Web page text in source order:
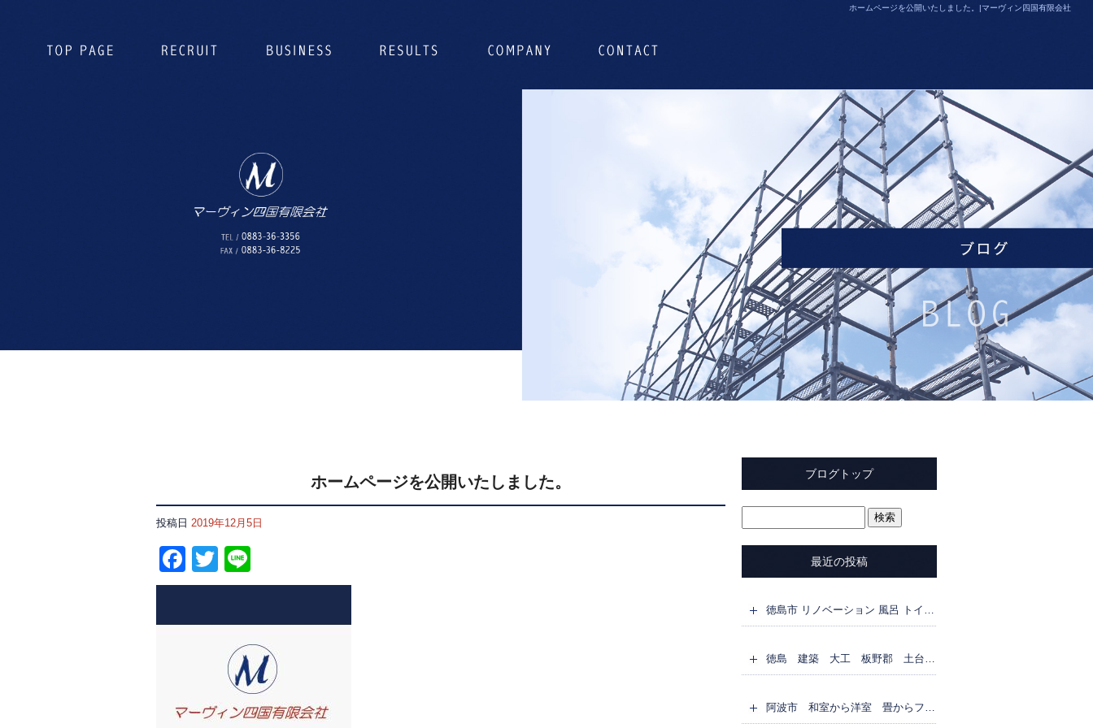
ホームページを公開いたしました。|マーヴィン四国有限会社
ホームページを公開いたしました。
投稿日 2019年12月5日
Facebook
Twitter
ブログトップ
最近の投稿
徳島市 リノベーション 風呂 トイレ 洗面所 脱衣所 なんち ゃってUB
徳島 建築 大工 板野郡 土台 枠組壁工法 2X4工法 剛床 ネダレス
阿波市 和室から洋室 畳からフローリング